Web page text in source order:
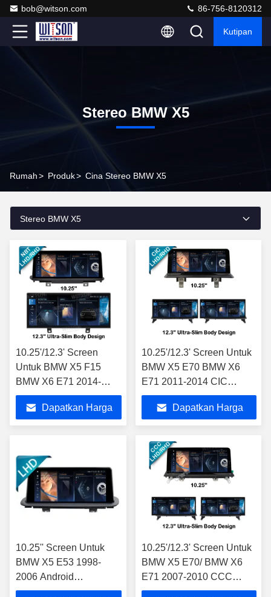
bob@witson.com 86-756-8120312
Kutipan
Stereo BMW X5
Rumah> Produk> Cina Stereo BMW X5
Stereo BMW X5
10.25'/12.3' Screen
Untuk BMW X5 F15
BMW X6 E71 2014-
2017 NBT Android
Multimedia Player
Dapatkan Harga
10.25'/12.3' Screen Untuk
BMW X5 E70 BMW X6
E71 2011-2014 CIC
Android Multimedia Player
Dapatkan Harga
10.25'' Screen Untuk
BMW X5 E53 1998-
2006 Android
Multimedia Player
10.25'/12.3' Screen Untuk
BMW X5 E70/ BMW X6
E71 2007-2010 CCC
Android Multimedia Player